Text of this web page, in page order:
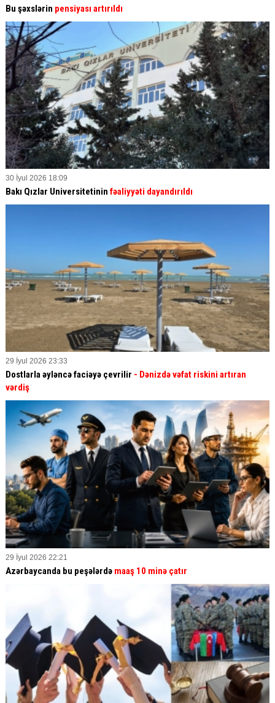
Bu şəxslərin pensiyası artırıldı
30 İyul 2026 18:09
Bakı Qızlar Universitetinin fəaliyyəti dayandırıldı
29 İyul 2026 23:33
Dostlarla əyləncə faciəyə çevrilir - Dənizdə vəfat riskini artıran
vərdiş
29 İyul 2026 22:21
Azərbaycanda bu peşələrdə maaş 10 minə çatır